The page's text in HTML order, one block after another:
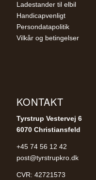
Ladestander til elbil
Handicapvenligt
Persondatapolitik
Vilkår og betingelser
KONTAKT
Tyrstrup Vestervej 6
6070 Christiansfeld
+45 74 56 12 42
post@tyrstrupkro.dk
CVR: 42721573